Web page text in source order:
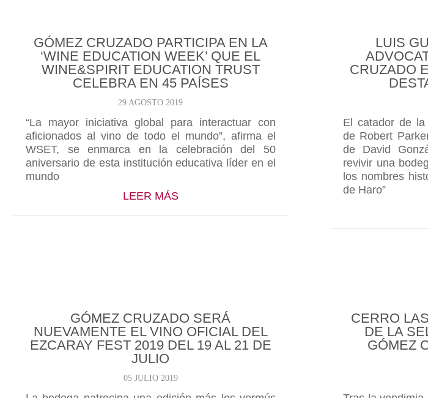
GÓMEZ CRUZADO PARTICIPA EN LA
‘WINE EDUCATION WEEK’ QUE EL
WINE&SPIRIT EDUCATION TRUST
CELEBRA EN 45 PAÍSES
29 AGOSTO 2019
“La mayor iniciativa global para interactuar con
aficionados al vino de todo el mundo”, afirma el
WSET, se enmarca en la celebración del 50
aniversario de esta institución educativa líder en el
mundo
LEER MÁSABOUT GÓMEZ CRUZADO PARTICIPA EN LA
LUIS
CRUZADO
El catador de la
de Robert
de David
revivir una
los nombres
de Haro”
GÓMEZ CRUZADO SERÁ
NUEVAMENTE EL VINO OFICIAL DEL
EZCARAY FEST 2019 DEL 19 AL 21 DE
JULIO
05 JULIO 2019
CERRO
DE LA
GÓMEZ